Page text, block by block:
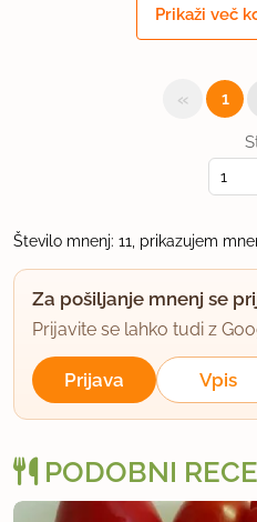
Bravo..zelo lepo napisan
tržnico v Trst..še nisem bila.
27.8.2014 ob 13:32
Lahko tudi preko
uporabno
hedonist
član od 2008 5055 sporočil
Prikaži več
« 1
Število mnenj: 11, prikazujem
Za pošiljanje mnenj se
Prijavite se lahko tudi z
Prijava Vpis
PODOBNI